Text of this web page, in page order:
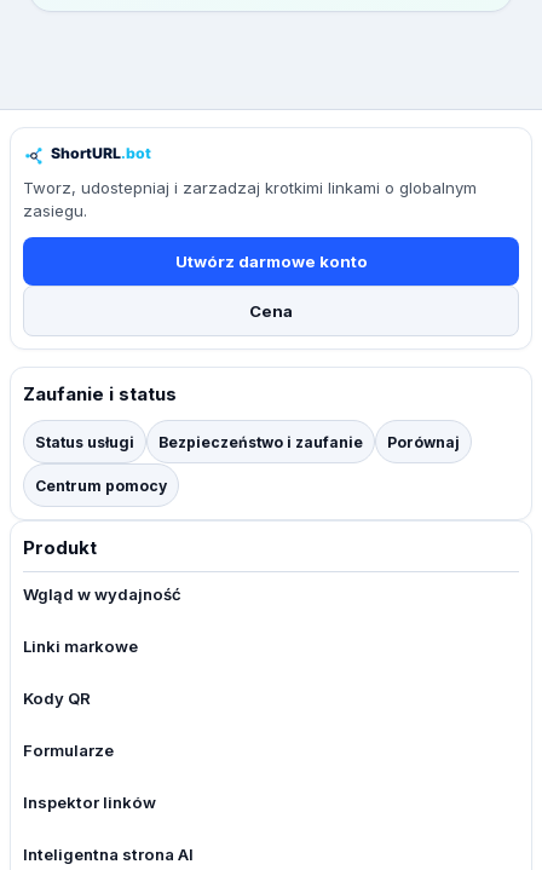
Tworz, udostepniaj i zarzadzaj krotkimi linkami o globalnym
zasiegu.
Utwórz darmowe konto
Cena
Zaufanie i status
Status usługi Bezpieczeństwo i zaufanie Porównaj
Centrum pomocy
Produkt
Wgląd w wydajność
Linki markowe
Kody QR
Formularze
Inspektor linków
Inteligentna strona AI